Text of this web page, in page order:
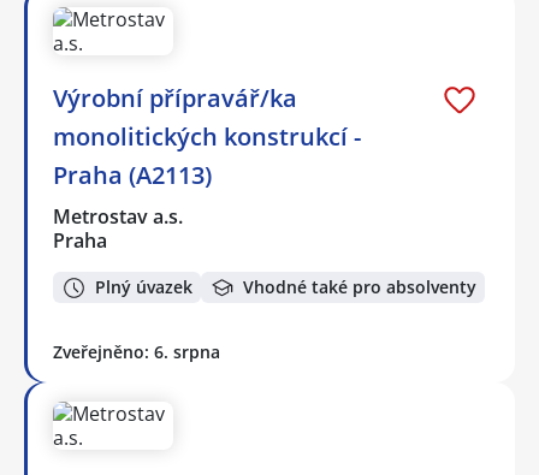
Výrobní přípravář/ka
monolitických konstrukcí -
Praha (A2113)
Metrostav a.s.
Praha
Plný úvazek Vhodné také pro absolventy
Zveřejněno: 6. srpna